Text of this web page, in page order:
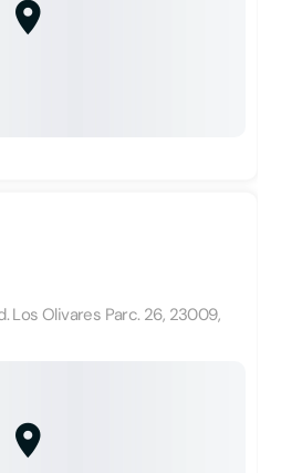
Los Olivares Parc. 26, 23009,